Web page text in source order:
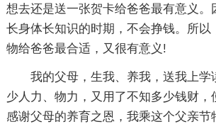
想去还是送一张贺卡给爸爸最有意义。
长身体长知识的时期，不会挣钱。所以
物给爸爸最合适，又很有意义!
我的父母，生我、养我，送我上学
少人力、物力，又用了不知多少钱财，
感谢父母的养育之恩，我乘这个父亲节